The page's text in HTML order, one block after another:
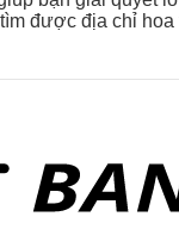
được địa chỉ